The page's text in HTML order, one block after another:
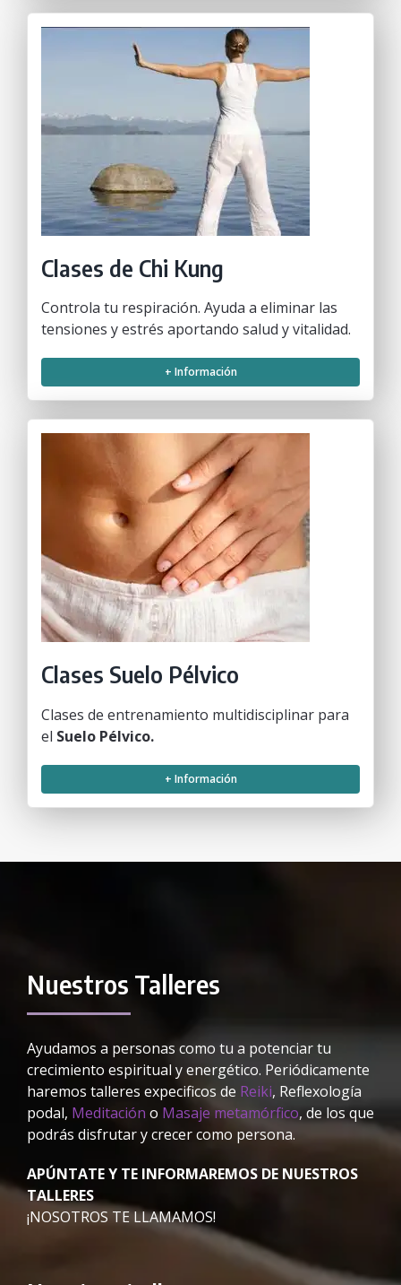
Clases de Chi Kung
Controla tu respiración. Ayuda a eliminar las
tensiones y estrés aportando salud y vitalidad.
+ Información
Clases Suelo Pélvico
Clases de entrenamiento multidisciplinar para
el Suelo Pélvico.
+ Información
Nuestros Talleres
Ayudamos a personas como tu a potenciar tu
crecimiento espiritual y energético. Periódicamente
haremos talleres expecificos de Reiki, Reflexología
podal, Meditación o Masaje metamórfico, de los que
podrás disfrutar y crecer como persona.
APÚNTATE Y TE INFORMAREMOS DE NUESTROS
TALLERES
¡NOSOTROS TE LLAMAMOS!